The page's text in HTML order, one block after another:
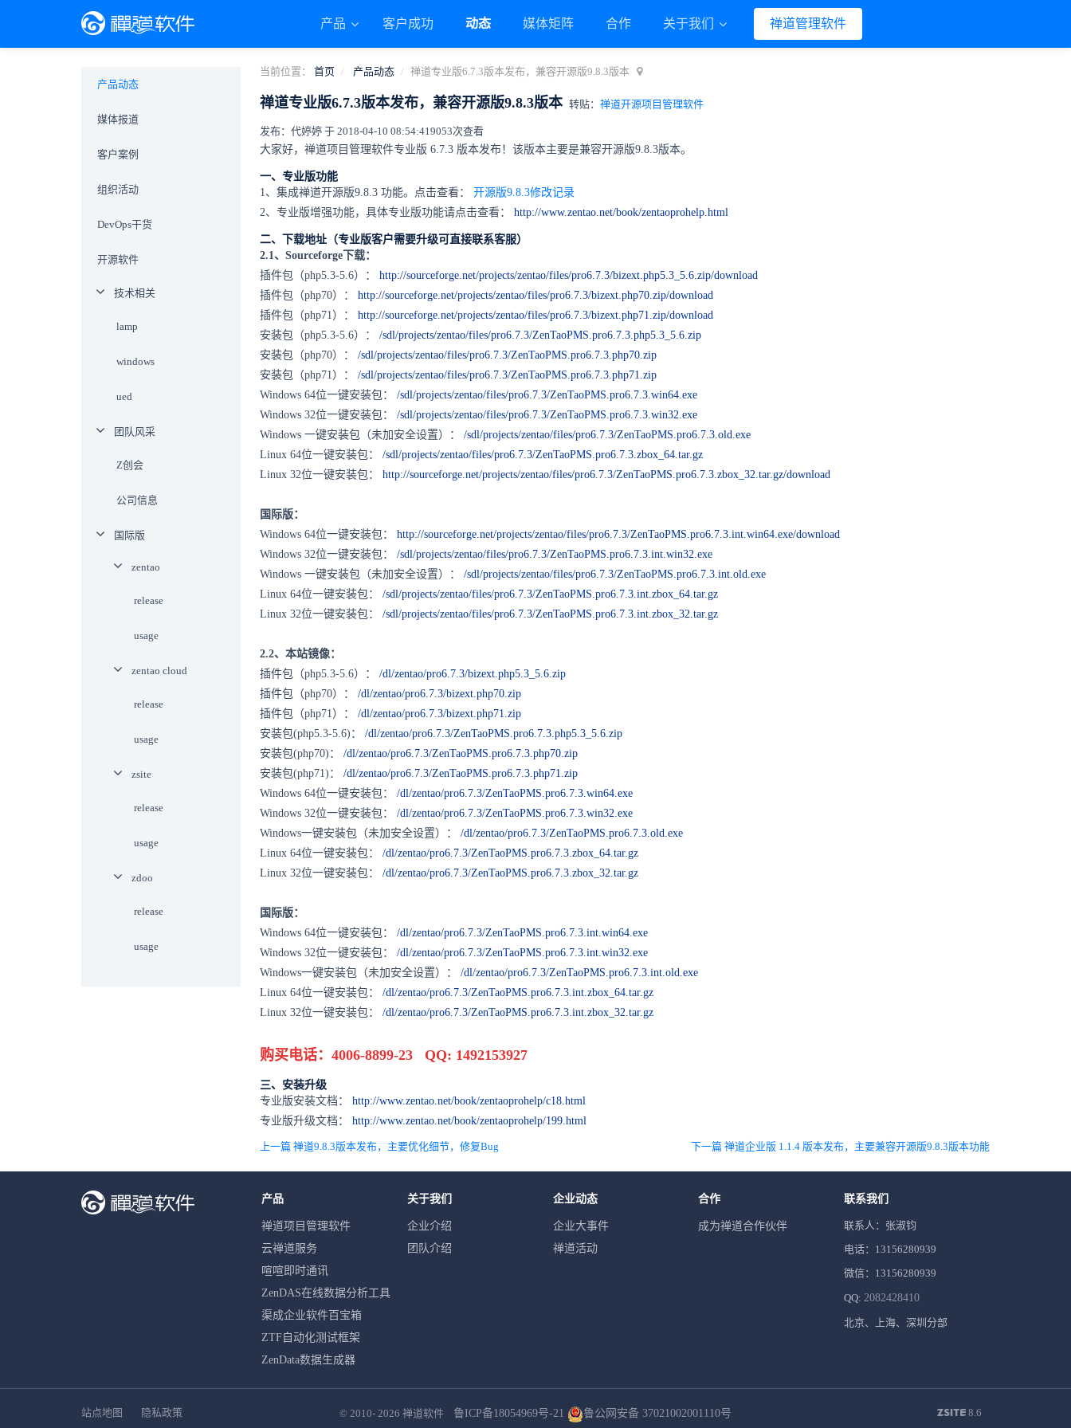
产品 客户成功 动态 媒体矩阵 合作 关于我们 禅道管理软件
当前位置： 首页 产品动态 禅道专业版6.7.3版本发布，兼容开源版9.8.3版本
禅道专业版6.7.3版本发布，兼容开源版9.8.3版本 转贴： 禅道开源项目管理软件
发布：代婷婷 于 2018-04-10 08:54:419053次查看
大家好，禅道项目管理软件专业版 6.7.3 版本发布！该版本主要是兼容开源版9.8.3版本。
一、专业版功能
1、集成禅道开源版9.8.3 功能。点击查看： 开源版9.8.3修改记录
2、专业版增强功能，具体专业版功能请点击查看： http://www.zentao.net/book/zentaoprohelp.html
二、下载地址（专业版客户需要升级可直接联系客服）
2.1、Sourceforge下载：
插件包（php5.3-5.6）： http://sourceforge.net/projects/zentao/files/pro6.7.3/bizext.php5.3_5.6.zip/download
插件包（php70）： http://sourceforge.net/projects/zentao/files/pro6.7.3/bizext.php70.zip/download
插件包（php71）： http://sourceforge.net/projects/zentao/files/pro6.7.3/bizext.php71.zip/download
安装包（php5.3-5.6）： /sdl/projects/zentao/files/pro6.7.3/ZenTaoPMS.pro6.7.3.php5.3_5.6.zip
安装包（php70）： /sdl/projects/zentao/files/pro6.7.3/ZenTaoPMS.pro6.7.3.php70.zip
安装包（php71）： /sdl/projects/zentao/files/pro6.7.3/ZenTaoPMS.pro6.7.3.php71.zip
Windows 64位一键安装包： /sdl/projects/zentao/files/pro6.7.3/ZenTaoPMS.pro6.7.3.win64.exe
Windows 32位一键安装包： /sdl/projects/zentao/files/pro6.7.3/ZenTaoPMS.pro6.7.3.win32.exe
Windows 一键安装包（未加安全设置）： /sdl/projects/zentao/files/pro6.7.3/ZenTaoPMS.pro6.7.3.old.exe
Linux 64位一键安装包： /sdl/projects/zentao/files/pro6.7.3/ZenTaoPMS.pro6.7.3.zbox_64.tar.gz
Linux 32位一键安装包： http://sourceforge.net/projects/zentao/files/pro6.7.3/ZenTaoPMS.pro6.7.3.zbox_32.tar.gz/download
国际版：
Windows 64位一键安装包： http://sourceforge.net/projects/zentao/files/pro6.7.3/ZenTaoPMS.pro6.7.3.int.win64.exe/download
Windows 32位一键安装包： /sdl/projects/zentao/files/pro6.7.3/ZenTaoPMS.pro6.7.3.int.win32.exe
Windows 一键安装包（未加安全设置）： /sdl/projects/zentao/files/pro6.7.3/ZenTaoPMS.pro6.7.3.int.old.exe
Linux 64位一键安装包： /sdl/projects/zentao/files/pro6.7.3/ZenTaoPMS.pro6.7.3.int.zbox_64.tar.gz
Linux 32位一键安装包： /sdl/projects/zentao/files/pro6.7.3/ZenTaoPMS.pro6.7.3.int.zbox_32.tar.gz
2.2、本站镜像：
插件包（php5.3-5.6）： /dl/zentao/pro6.7.3/bizext.php5.3_5.6.zip
插件包（php70）： /dl/zentao/pro6.7.3/bizext.php70.zip
插件包（php71）： /dl/zentao/pro6.7.3/bizext.php71.zip
安装包(php5.3-5.6)： /dl/zentao/pro6.7.3/ZenTaoPMS.pro6.7.3.php5.3_5.6.zip
安装包(php70)： /dl/zentao/pro6.7.3/ZenTaoPMS.pro6.7.3.php70.zip
安装包(php71)： /dl/zentao/pro6.7.3/ZenTaoPMS.pro6.7.3.php71.zip
Windows 64位一键安装包： /dl/zentao/pro6.7.3/ZenTaoPMS.pro6.7.3.win64.exe
Windows 32位一键安装包： /dl/zentao/pro6.7.3/ZenTaoPMS.pro6.7.3.win32.exe
Windows一键安装包（未加安全设置）： /dl/zentao/pro6.7.3/ZenTaoPMS.pro6.7.3.old.exe
Linux 64位一键安装包： /dl/zentao/pro6.7.3/ZenTaoPMS.pro6.7.3.zbox_64.tar.gz
Linux 32位一键安装包： /dl/zentao/pro6.7.3/ZenTaoPMS.pro6.7.3.zbox_32.tar.gz
国际版：
Windows 64位一键安装包： /dl/zentao/pro6.7.3/ZenTaoPMS.pro6.7.3.int.win64.exe
Windows 32位一键安装包： /dl/zentao/pro6.7.3/ZenTaoPMS.pro6.7.3.int.win32.exe
Windows一键安装包（未加安全设置）： /dl/zentao/pro6.7.3/ZenTaoPMS.pro6.7.3.int.old.exe
Linux 64位一键安装包： /dl/zentao/pro6.7.3/ZenTaoPMS.pro6.7.3.int.zbox_64.tar.gz
Linux 32位一键安装包： /dl/zentao/pro6.7.3/ZenTaoPMS.pro6.7.3.int.zbox_32.tar.gz
购买电话：4006-8899-23 QQ: 1492153927
三、安装升级
专业版安装文档： http://www.zentao.net/book/zentaoprohelp/c18.html
专业版升级文档： http://www.zentao.net/book/zentaoprohelp/199.html
上一篇 禅道9.8.3版本发布，主要优化细节，修复Bug 下一篇 禅道企业版 1.1.4 版本发布，主要兼容开源版9.8.3版本功能
产品动态
媒体报道
客户案例
组织活动
DevOps干货
开源软件
技术相关
lamp
windows
ued
团队风采
Z创会
公司信息
国际版
zentao
release
usage
zentao cloud
release
usage
zsite
release
usage
zdoo
release
usage
产品
禅道项目管理软件
云禅道服务
喧喧即时通讯
ZenDAS在线数据分析工具
渠成企业软件百宝箱
ZTF自动化测试框架
ZenData数据生成器
关于我们
企业介绍
团队介绍
企业动态
企业大事件
禅道活动
合作
成为禅道合作伙伴
联系我们
联系人：张淑钧
电话：13156280939
微信：13156280939
QQ:2082428410
北京、上海、深圳分部
站点地图 隐私政策 © 2010- 2026 禅道软件 鲁ICP备18054969号-21
鲁公网安备 37021002001110号
8.6